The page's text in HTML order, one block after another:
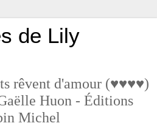
de Lily
rêvent d'amour (♥♥♥♥)
Huon - Éditions
Michel